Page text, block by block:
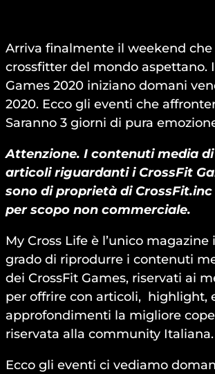
Arriva finalmente il weekend
crossfitter del mondo aspettano.
Games 2020 iniziano domani
2020. Ecco gli eventi che
Saranno 3 giorni di pura
Attenzione. I contenuti media
articoli riguardanti i CrossFit
sono di proprietà di CrossFit.inc
per scopo non commerciale.
My Cross Life è l’unico
grado di riprodurre i contenuti
dei CrossFit Games, riservati ai
per offrire con articoli, highlight,
approfondimenti la migliore
riservata alla community Italiana.
Ecco gli eventi ci vediamo